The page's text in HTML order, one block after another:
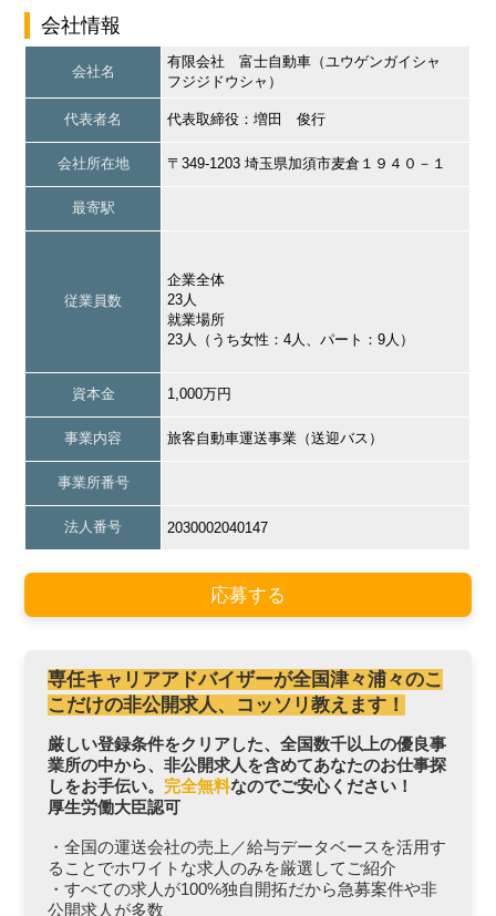
会社情報
会社名
有限会社 富士自動車（ユウゲンガイシャ
フジジドウシャ）
代表者名 代表取締役：増田 俊行
会社所在地 〒349-1203 埼玉県加須市麦倉１９４０－１
最寄駅
従業員数
企業全体
23人
就業場所
23人（うち女性：4人、パート：9人）
資本金 1,000万円
事業内容 旅客自動車運送事業（送迎バス）
事業所番号
法人番号 2030002040147
応募する
専任キャリアアドバイザーが全国津々浦々のこ
こだけの非公開求人、コッソリ教えます！
厳しい登録条件をクリアした、全国数千以上の優良事
業所の中から、非公開求人を含めてあなたのお仕事探
しをお手伝い。 完全無料なのでご安心ください！
厚生労働大臣認可
・全国の運送会社の売上／給与データベースを活用す
ることでホワイトな求人のみを厳選してご紹介
・すべての求人が100%独自開拓だから急募案件や非
公開求人が多数